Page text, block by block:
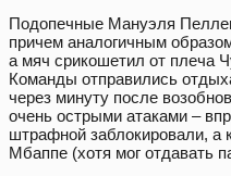
Подопечные Мануэля
причем аналогичным
а мяч срикошетил от плеча
Команды отправились
через минуту после
очень острыми атаками –
штрафной заблокировали, а
Мбаппе (хотя мог отдавать